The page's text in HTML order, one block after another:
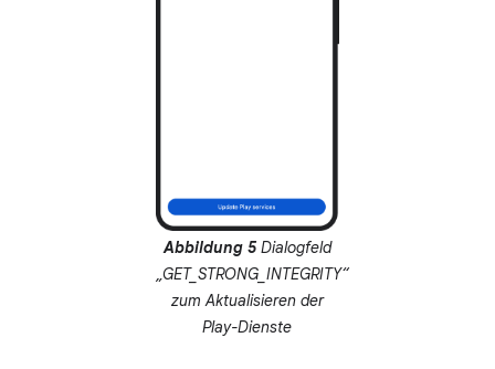
Abbildung 5Dialogfeld
„GET_STRONG_INTEGRITY“
zum Aktualisieren der
Play-Dienste